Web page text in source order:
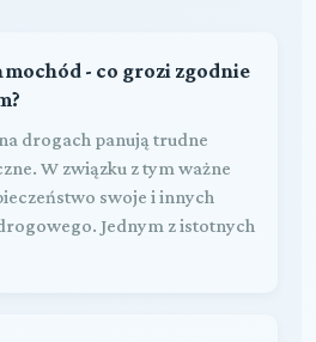
- co grozi zgodnie
drogach panują trudne
W związku z tym ważne
swoje i innych
Jednym z istotnych